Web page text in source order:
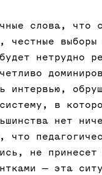
слова, что
честные
нетрудно
интервью,
в
нет
что
не
— эта